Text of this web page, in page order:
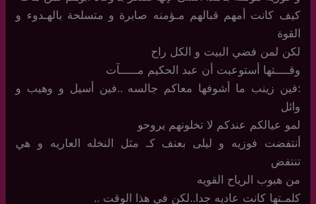
كيف كانت أمهم قبالهم مـؤمنه صابرة و متسلحة بالهـدوء و
القوة
لكن لمن فضي البيت و الكل راح
وقــــتها أستوعبت أن عبد الحكيم مـــــآت
:فين زينب ما أشوفها معاكم جالسه ..فين أسيل و وهيب و
وائل
لمو عيالكم عندكم لا تخلونهم يروحو
أنتفضت فوزيه و ليلى بعنف كـ مثل النخله العاريه و هي
تنتفض
من هبوب الرياح القويه
كلمـتها كانت عاديه جدا..لكن في هذا الوقت ..